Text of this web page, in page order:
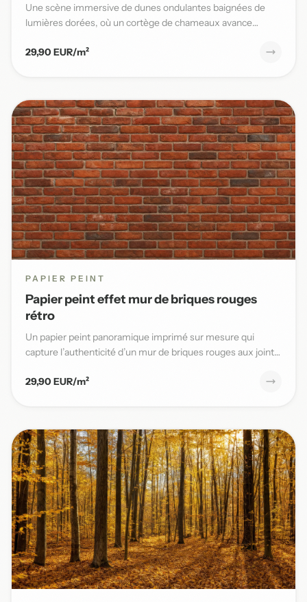
Une scène immersive de dunes ondulantes baignées de
lumières dorées, où un cortège de chameaux avance
29,90 EUR/m²
PAPIER PEINT
Papier peint effet mur de briques rouges
rétro
Un papier peint panoramique imprimé sur mesure qui
capture l’authenticité d’un mur de briques rouges aux joints
29,90 EUR/m²